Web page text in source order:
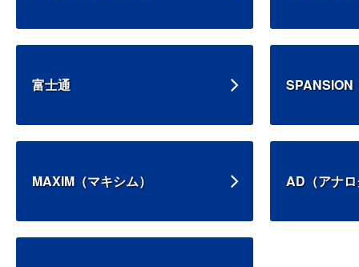
富士通 SPANSION
MAXIM（マキシム） AD（アナ